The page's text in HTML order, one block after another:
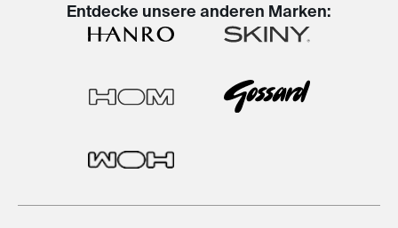
Entdecke unsere anderen Marken: